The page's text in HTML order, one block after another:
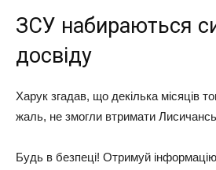
ЗСУ набираються
досвіду
Харук згадав, що декілька місяців
жаль, не змогли втримати
Будь в безпеці! Отримуй